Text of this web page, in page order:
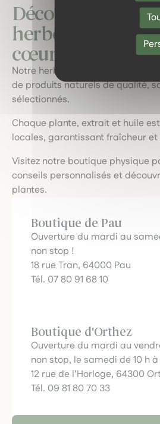
Découvrez notre
herboristerie : un
cœur des plantes
Notre herboristerie vous invite à
de produits naturels de qualité,
sélectionnés.
Chaque plante, extrait et huile
locales, garantissant fraîcheur
Visitez notre boutique physique
conseils personnalisés et
plantes.
Boutique de Pau
Ouverture du mardi au
non stop !
18 rue Tran, 64000 Pau
Tél. 07 80 91 68 10
Boutique d'Orthez
Ouverture du mardi au
non stop, le samedi de 10 h à
12 rue de l’Horloge, 64300
Tél. 09 81 80 70 33